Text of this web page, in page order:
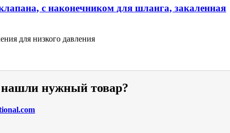
с наконечником для шланга, закаленная
для низкого давления
нужный товар?